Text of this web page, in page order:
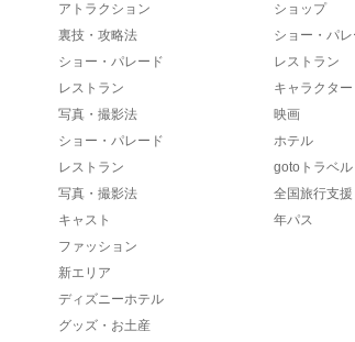
アトラクション
裏技・攻略法
ショー・パレード
レストラン
写真・撮影法
ショー・パレード
レストラン
写真・撮影法
キャスト
ファッション
新エリア
ディズニーホテル
グッズ・お土産
ショップ
ショー・パ
レストラン
キャラクター
映画
ホテル
gotoトラベル
全国旅行支援
年パス